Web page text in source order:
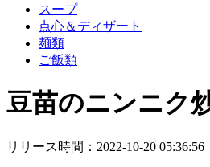
スープ
点心＆ディザート
麺類
ご飯類
豆苗のニンニク
リリース時間： 2022-10-20 05:36:56